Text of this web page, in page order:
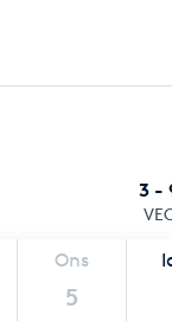
3 -
Ons
5